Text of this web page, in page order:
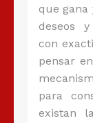
que gana
deseos
con
pensar
para
existan